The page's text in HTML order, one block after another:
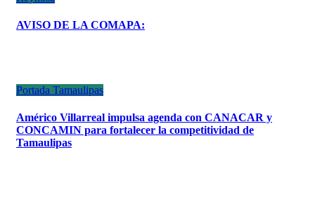
AVISO DE LA COMAPA:
Portada Tamaulipas
Américo Villarreal impulsa agenda con CANACAR y
CONCAMIN para fortalecer la competitividad de
Tamaulipas